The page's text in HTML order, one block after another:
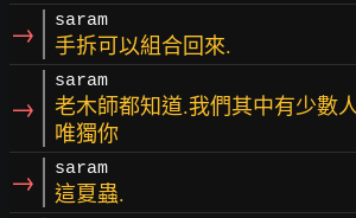
→ saram
手拆可以組合回來.
→
saram
老木師都知道.我們其中有少數
唯獨你
→ saram
這夏蟲.